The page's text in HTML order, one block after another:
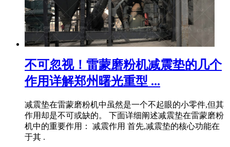
不可忽视！雷蒙磨粉机减震垫的几个
作用详解郑州曙光重型 ...
减震垫在雷蒙磨粉机中虽然是一个不起眼的小零件,但其
作用却是不可或缺的。 下面详细阐述减震垫在雷蒙磨粉
机中的重要作用： 减震作用 首先,减震垫的核心功能在
于其 .